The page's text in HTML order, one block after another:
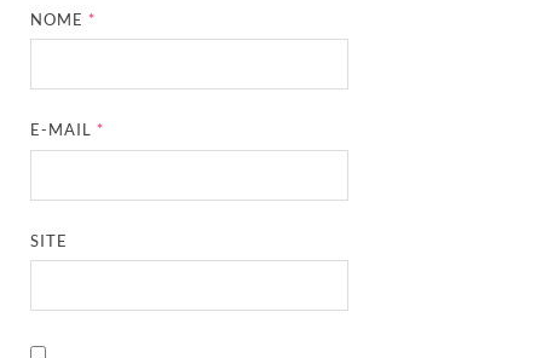
NOME*
E-MAIL*
SITE